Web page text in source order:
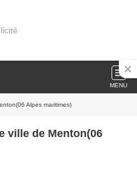
MENU
Alpes maritimes)
ville de Menton(06